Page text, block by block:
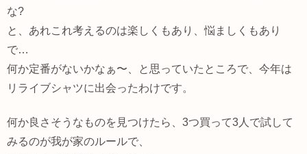
な?
と、あれこれ考えるのは楽しくもあり、悩ましくもあり
で…
何か定番がないかなぁ〜、と思っていたところで、今年は
リライブシャツに出会ったわけです。
何か良さそうなものを見つけたら、3つ買って3人で試して
みるのが我が家のルールで、